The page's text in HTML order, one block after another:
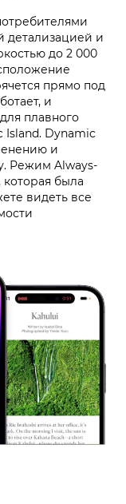
детализацией и
до 2 000
прямо под
и
плавного
Dynamic
и
Режим Always-
была
видеть все